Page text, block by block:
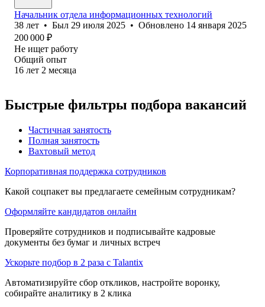
Начальник отдела информационных технологий
38 лет • Был 29 июля 2025 • Обновлено 14 января 2025
200 000 ₽
Не ищет работу
Общий опыт
16 лет 2 месяца
Быстрые фильтры подбора вакансий
Частичная занятость
Полная занятость
Вахтовый метод
Корпоративная поддержка сотрудников
Какой соцпакет вы предлагаете семейным сотрудникам?
Оформляйте кандидатов онлайн
Проверяйте сотрудников и подписывайте кадровые
документы без бумаг и личных встреч
Ускорьте подбор в 2 раза с Talantix
Автоматизируйте сбор откликов, настройте воронку,
собирайте аналитику в 2 клика